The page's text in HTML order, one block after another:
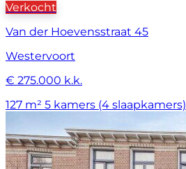
Verkocht
Van der Hoevensstraat 45
Westervoort
€ 275.000 k.k.
127 m² 5 kamers (4 slaapkamers)